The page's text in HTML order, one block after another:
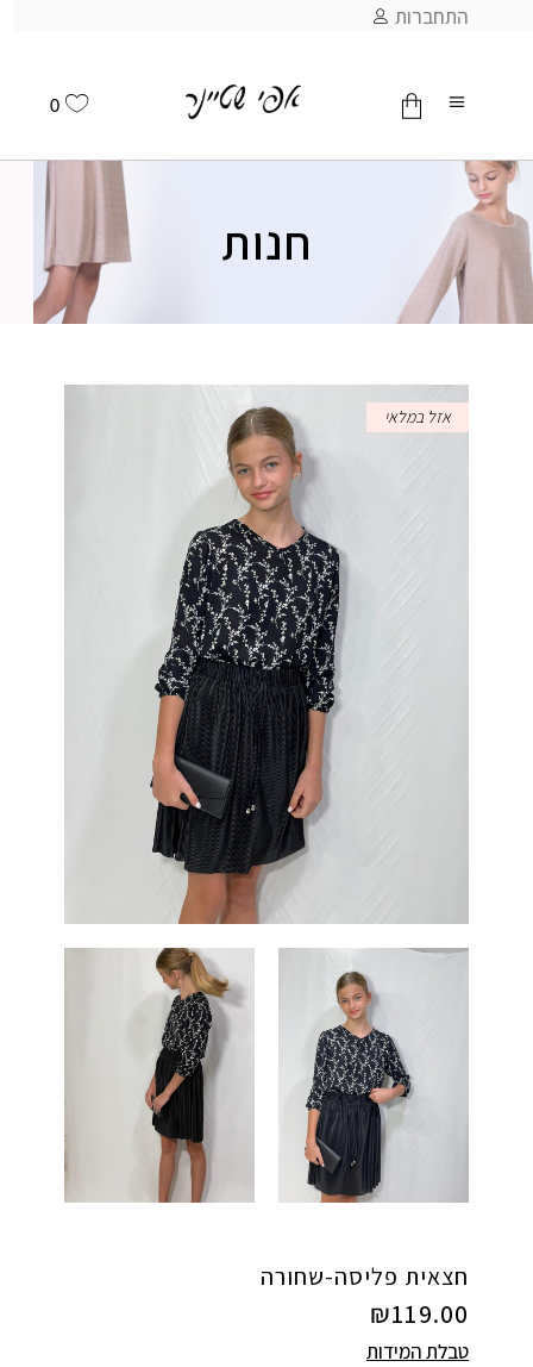
התחברות
0
חנות
אזל במלאי
חצאית פליסה-שחורה
₪119.00
טבלת המידות